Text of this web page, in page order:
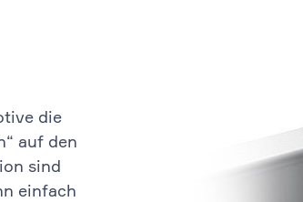
die
auf den
sind
einfach